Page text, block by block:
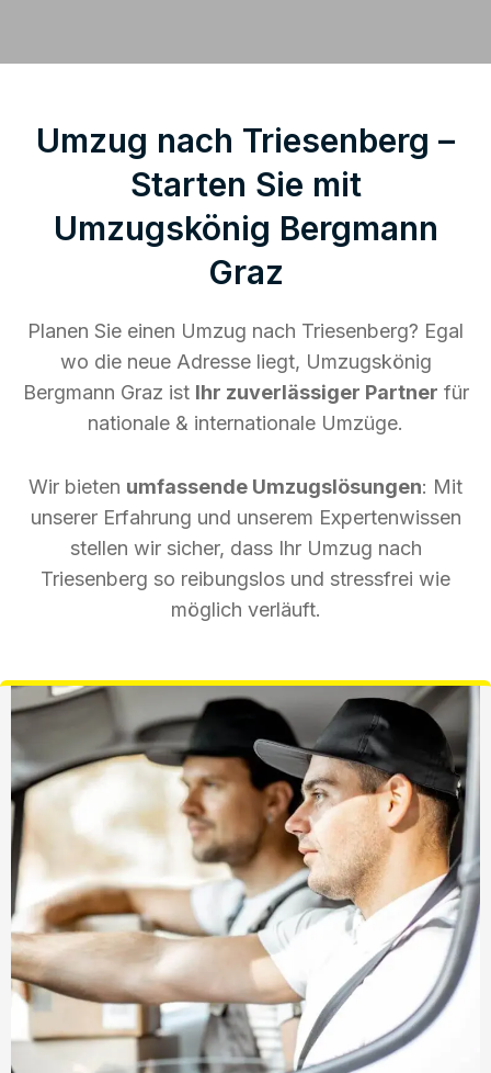
Umzug nach Triesenberg –
Starten Sie mit
Umzugskönig Bergmann
Graz
Planen Sie einen Umzug nach Triesenberg? Egal
wo die neue Adresse liegt, Umzugskönig
Bergmann Graz ist Ihr zuverlässiger Partner für
nationale & internationale Umzüge.
Wir bieten umfassende Umzugslösungen: Mit
unserer Erfahrung und unserem Expertenwissen
stellen wir sicher, dass Ihr Umzug nach
Triesenberg so reibungslos und stressfrei wie
möglich verläuft.